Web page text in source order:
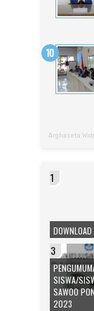
Arghaseta
DOWNLOAD
SISWA/
SAWOO
2023